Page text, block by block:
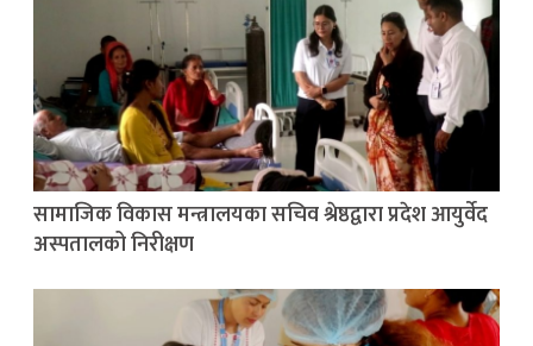
सामाजिक विकास मन्त्रालयका सचिव श्रेष्ठद्वारा प्रदेश आयुर्वेद
अस्पतालको निरीक्षण